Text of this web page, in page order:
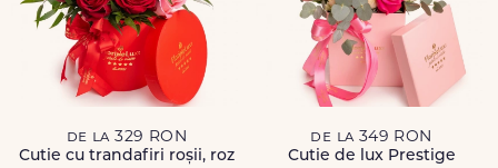
de la 329 RON
Cutie cu trandafiri roșii, roz
de la 349 RON
Cutie de lux Prestige